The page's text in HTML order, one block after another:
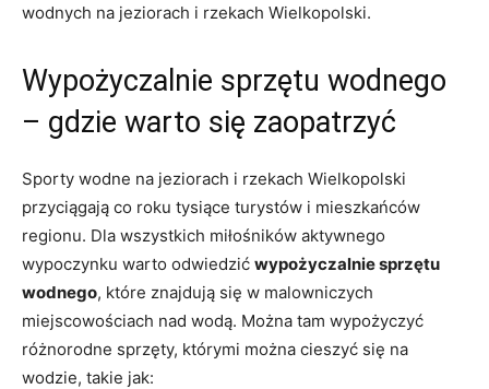
wodnych na jeziorach i rzekach Wielkopolski.
Wypożyczalnie sprzętu wodnego
– gdzie warto się zaopatrzyć
Sporty wodne na jeziorach i rzekach Wielkopolski
przyciągają co roku tysiące turystów i mieszkańców
regionu. Dla wszystkich miłośników aktywnego
wypoczynku warto odwiedzić wypożyczalnie sprzętu
wodnego, które znajdują się w malowniczych
miejscowościach nad wodą. Można tam wypożyczyć
różnorodne sprzęty, którymi można cieszyć się na
wodzie, takie jak: